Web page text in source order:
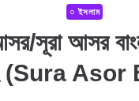
○ ইসলাম
সূরা আসর
(sura Asor